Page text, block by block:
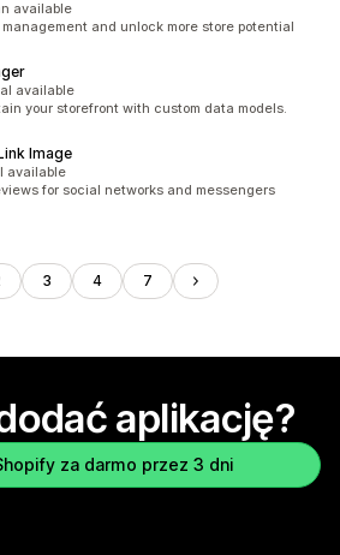
57
available
and unlock more store potential
65
available
your storefront with custom data models.
Image
6
available
for social networks and messengers
3 4 7
aplikację?
za darmo przez 3 dni